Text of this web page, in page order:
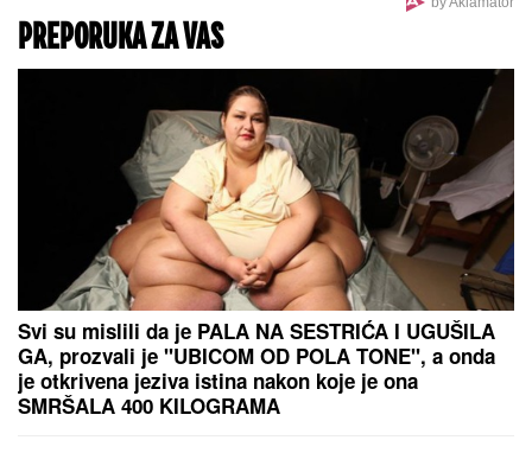
vozači pogrešno koriste zaštitu od
sunca, zato auto nikako da im se
rashladi